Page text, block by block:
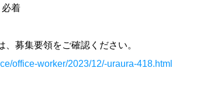
着
募集要領をご確認ください。
office-worker/2023/12/-uraura-418.html